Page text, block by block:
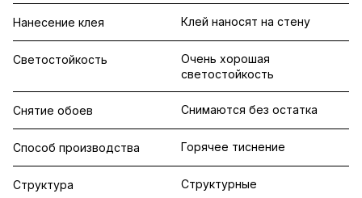
Нанесение клея Клей наносят на стену
Светостойкость
Очень хорошая
светостойкость
Снятие обоев Снимаются без остатка
Способ производства Горячее тиснение
Структура Структурные